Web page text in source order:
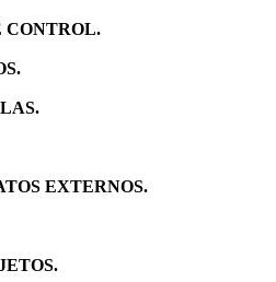
CONTROL.
EXTERNOS.